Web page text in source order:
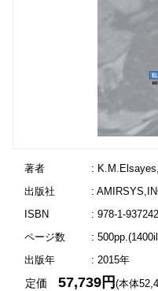
著者
:
出版社
:
ISBN
: 978-1-
ページ数
:
出版年
: 2015年
定価57,739円(本体